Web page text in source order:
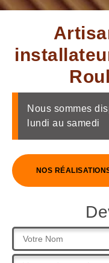
Nous sommes
lundi au samedi
NOS